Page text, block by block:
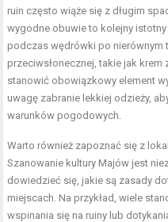
ruin często wiąże się z długim
wygodne obuwie to kolejny
podczas wędrówki po nierównym
przeciwsłonecznej, takie jak
stanowić obowiązkowy element
uwagę zabranie lekkiej odzieży,
warunków pogodowych.
Warto również zapoznać się z
Szanowanie kultury Majów jest
dowiedzieć się, jakie są zasady
miejscach. Na przykład, wiele
wspinania się na ruiny lub